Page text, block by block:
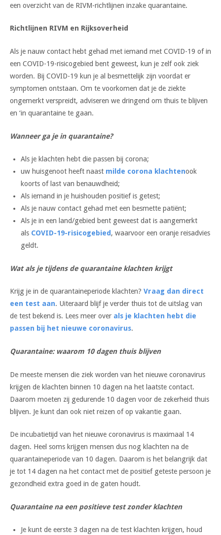
een overzicht van de RIVM-richtlijnen inzake quarantaine.
Richtlijnen RIVM en Rijksoverheid
Als je nauw contact hebt gehad met iemand met COVID-19 of in
een COVID-19-risicogebied bent geweest, kun je zelf ook ziek
worden. Bij COVID-19 kun je al besmettelijk zijn voordat er
symptomen ontstaan. Om te voorkomen dat je de ziekte
ongemerkt verspreidt, adviseren we dringend om thuis te blijven
en ‘in quarantaine te gaan.
Wanneer ga je in quarantaine?
Als je klachten hebt die passen bij corona;
uw huisgenoot heeft naast milde corona klachtenook
koorts of last van benauwdheid;
Als iemand in je huishouden positief is getest;
Als je nauw contact gehad met een besmette patiënt;
Als je in een land/gebied bent geweest dat is aangemerkt
als COVID-19-risicogebied , waarvoor een oranje reisadvies
geldt.
Wat als je tijdens de quarantaine klachten krijgt
Krijg je in de quarantaineperiode klachten? Vraag dan direct
een test aan. Uiteraard blijf je verder thuis tot de uitslag van
de test bekend is. Lees meer over als je klachten hebt die
passen bij het nieuwe coronavirus.
Quarantaine: waarom 10 dagen thuis blijven
De meeste mensen die ziek worden van het nieuwe coronavirus
krijgen de klachten binnen 10 dagen na het laatste contact.
Daarom moeten zij gedurende 10 dagen voor de zekerheid thuis
blijven. Je kunt dan ook niet reizen of op vakantie gaan.
De incubatietijd van het nieuwe coronavirus is maximaal 14
dagen. Heel soms krijgen mensen dus nog klachten na de
quarantaineperiode van 10 dagen. Daarom is het belangrijk dat
je tot 14 dagen na het contact met de positief geteste persoon je
gezondheid extra goed in de gaten houdt.
Quarantaine na een positieve test zonder klachten
Je kunt de eerste 3 dagen na de test klachten krijgen, houd